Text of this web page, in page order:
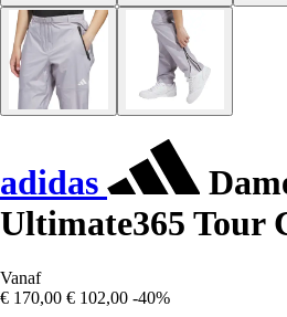
adidas
Ultimate365 Tour
Vanaf
€ 170,00 € 102,00 -40%